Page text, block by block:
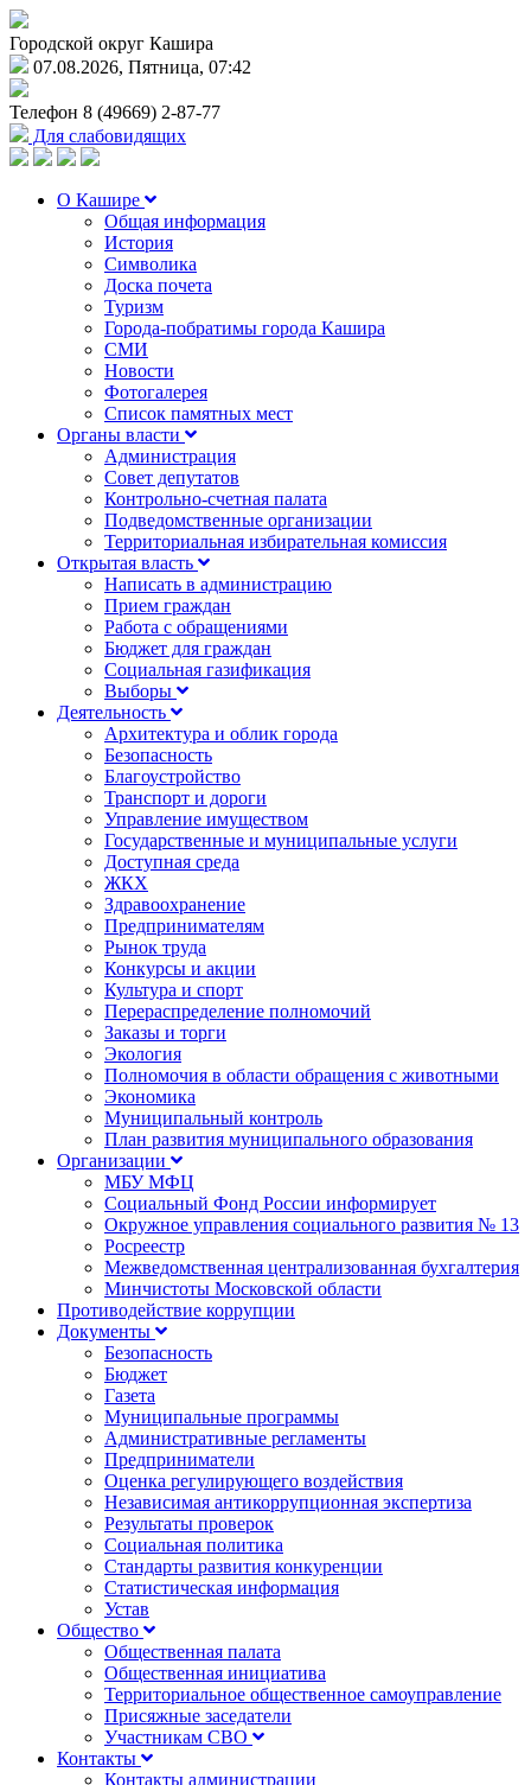
Городской округ Кашира
07.08.2026, Пятница, 07:42
Телефон 8 (49669) 2-87-77
Для слабовидящих
О Кашире
Общая информация
История
Символика
Доска почета
Туризм
Города-побратимы города Кашира
СМИ
Новости
Фотогалерея
Список памятных мест
Органы власти
Администрация
Совет депутатов
Контрольно-счетная палата
Подведомственные организации
Территориальная избирательная комиссия
Открытая власть
Написать в администрацию
Прием граждан
Работа с обращениями
Бюджет для граждан
Социальная газификация
Выборы
Деятельность
Архитектура и облик города
Безопасность
Благоустройство
Транспорт и дороги
Управление имуществом
Государственные и муниципальные услуги
Доступная среда
ЖКХ
Здравоохранение
Предпринимателям
Рынок труда
Конкурсы и акции
Культура и спорт
Перераспределение полномочий
Заказы и торги
Экология
Полномочия в области обращения с животными
Экономика
Муниципальный контроль
План развития муниципального образования
Организации
МБУ МФЦ
Социальный Фонд России информирует
Окружное управления социального развития № 13
Росреестр
Межведомственная централизованная бухгалтерия
Минчистоты Московской области
Противодействие коррупции
Документы
Безопасность
Бюджет
Газета
Муниципальные программы
Административные регламенты
Предприниматели
Оценка регулирующего воздействия
Независимая антикоррупционная экспертиза
Результаты проверок
Социальная политика
Стандарты развития конкуренции
Статистическая информация
Устав
Общество
Общественная палата
Общественная инициатива
Территориальное общественное самоуправление
Присяжные заседатели
Участникам СВО
Контакты
Контакты администрации